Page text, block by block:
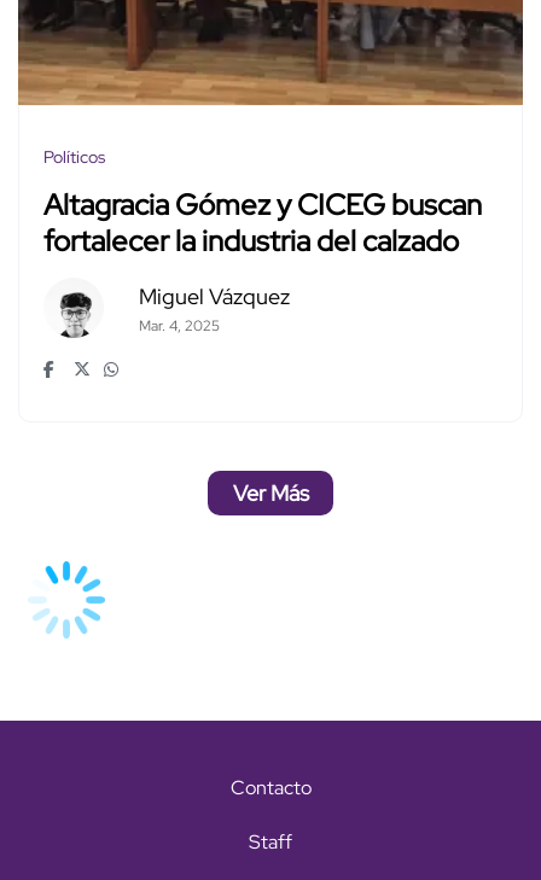
Políticos
Altagracia Gómez y CICEG buscan
fortalecer la industria del calzado
Miguel Vázquez
Mar. 4, 2025
Ver Más
Contacto
Staff